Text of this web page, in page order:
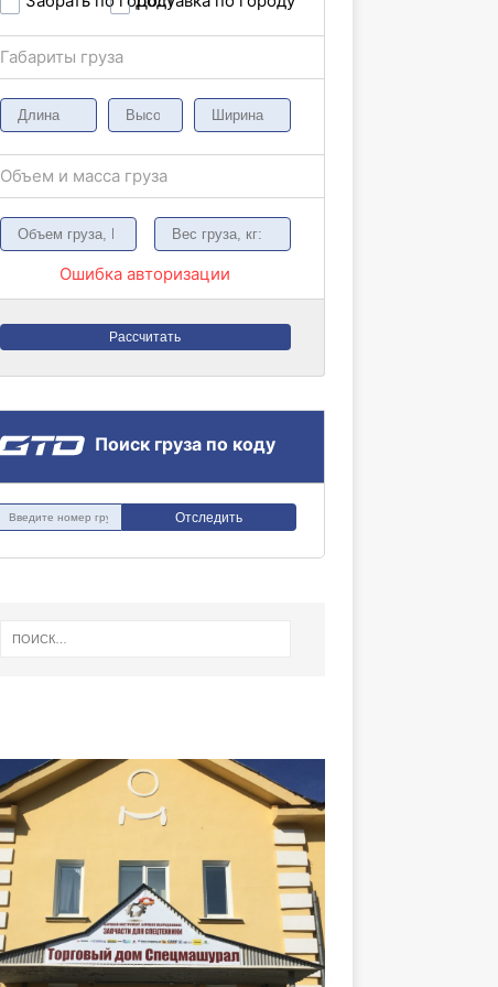
Габариты груза
Объем и масса груза
Ошибка авторизации
Рассчитать
Поиск груза по коду
Отследить